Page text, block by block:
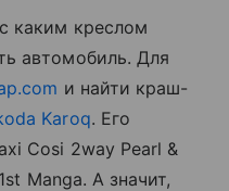
каким креслом
автомобиль. Для
и найти краш-
Karoq. Его
Cosi 2way Pearl &
Manga. А значит,